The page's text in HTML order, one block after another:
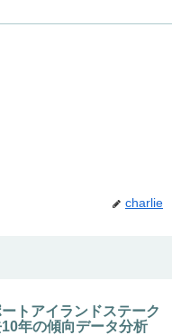
charlie
ートアイランドステーク
年の傾向データ分析